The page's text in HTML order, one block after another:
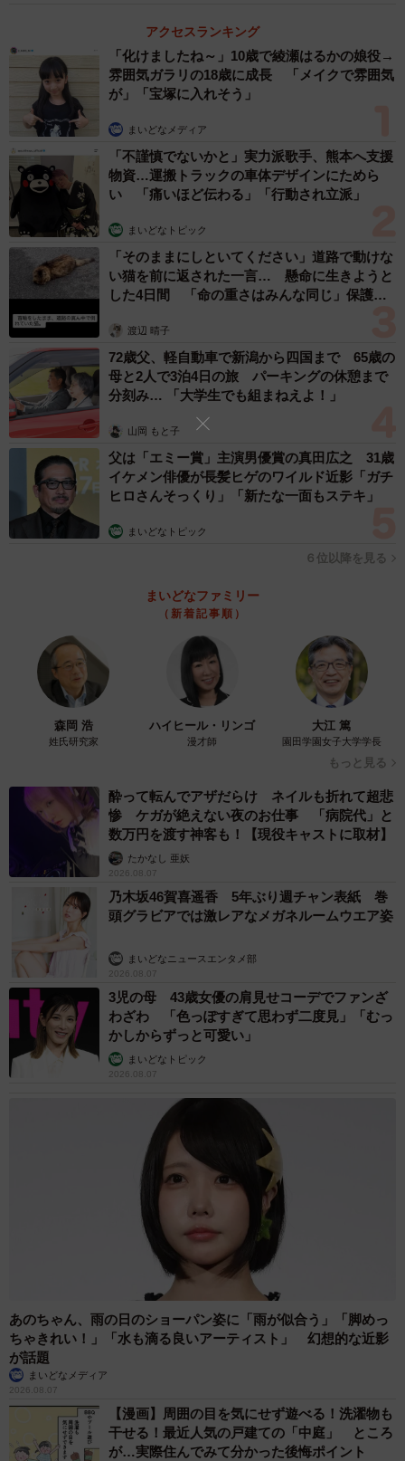
「予定が空いていれば毎年見学に行っています。今年は能
登半島地震の災害対応でオープニングイベントが中止にな
りましたが、警察官や特殊部隊の行進が目を引きました。
毎年のことですが、ワンちゃんが大好きなので、やはり警
察犬部隊の行進がいちばん可愛くて印象に残りました」
4/9
「令和6年 千葉県警年頭視閲式」のプログラム。式典に参列した警察犬部
隊は千葉県警鑑識課に所属する超エリート犬たち（画像提供：ゆるふわ
怪電波☆埼玉さん@yuruhuwa_kdenpa）
の観覧者の方々も気づいていた様子でしたか？
「周りの見学者の方も、『あー寝ちゃってるね』『かわい
いねぇ』と話しているのが聞こえてきました」
「訓示や挨拶、来賓紹介、祝辞とお話や紹介が20分以上は
続いていたと思います」
ーー式典終了後の警察犬たちはどんな様子でしたか？
「式典終了後はまた綺麗に隊列を揃えて行進しながら戻っ
ていきました」
式典が始まった時はキリッと待機していたワンちゃんたち（動画からキ
ャプチャー／提供：ゆるふわ怪電波☆埼玉さん@yuruhuwa_kdenpa）
ーー当日はパトカーなどの屋外展示や撮影会の時間も設け
られていたそうですね。警察犬たちとの触れ合い時間など
は…？
アクセスランキング
「化けましたね～」10歳で綾瀬はるかの娘役→
雰囲気ガラリの18歳に成長 「メイクで雰囲気
が」「宝塚に入れそう」
まいどなメディア
「不謹慎でないかと」実力派歌手、熊本へ支援
物資…運搬トラックの車体デザインにためら
い 「痛いほど伝わる」「行動され立派」
まいどなトピック
「そのままにしといてください」道路で動けな
い猫を前に返された一言… 懸命に生きようと
した4日間 「命の重さはみんな同じ」保護団
渡辺 晴子
72歳父、軽自動車で新潟から四国まで 65歳の
母と2人で3泊4日の旅 パーキングの休憩まで
分刻み… 「大学生でも組まねえよ！」
山岡 もと子
父は「エミー賞」主演男優賞の真田広之 31歳
イケメン俳優が長髪ヒゲのワイルド近影「ガチ
ヒロさんそっくり」「新たな一面もステキ」
まいどなトピック
６位以降を見る
まいどなファミリー
（新着記事順）
森岡 浩
姓氏研究家
ハイヒール・リンゴ
漫才師
大江 篤
園田学園女子大学学長
もっと見る
酔って転んでアザだらけ ネイルも折れて超悲
惨 ケガが絶えない夜のお仕事 「病院代」と
数万円を渡す神客も！【現役キャストに取材】
たかなし 亜妖
2026.08.07
乃木坂46賀喜遥香 5年ぶり週チャン表紙 巻
頭グラビアでは激レアなメガネルームウエア姿
まいどなニュースエンタメ部
2026.08.07
3児の母 43歳女優の肩見せコーデでファンざ
わざわ 「色っぽすぎて思わず二度見」「むっ
かしからずっと可愛い」
まいどなトピック
2026.08.07
あのちゃん、雨の日のショーパン姿に「雨が似合う」「脚めっ
ちゃきれい！」「水も滴る良いアーティスト」 幻想的な近影
が話題
まいどなメディア
2026.08.07
【漫画】周囲の目を気にせず遊べる！洗濯物も
干せる！最近人気の戸建ての「中庭」 ところ
が…実際住んでみて分かった後悔ポイント